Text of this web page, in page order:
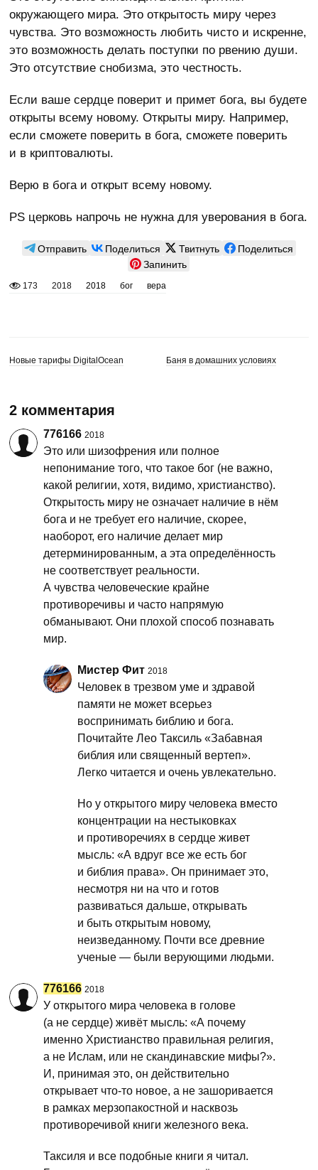
окружающего мира. Это открытость миру через
чувства. Это возможность любить чисто и искренне,
это возможность делать поступки по рвению души.
Это отсутствие снобизма, это честность.
Если ваше сердце поверит и примет бога, вы будете
открыты всему новому. Открыты миру. Например,
если сможете поверить в бога, сможете поверить
и в криптовалюты.
Верю в бога и открыт всему новому.
PS церковь напрочь не нужна для уверования в бога.
Отправить Поделиться Твитнуть
Поделиться
Запинить
173 2018 2018 бог вера
Новые тарифы DigitalOcean Баня в домашних условиях
2 комментария
776166 2018
Это или шизофрения или полное
непонимание того, что такое бог (не важно,
какой религии, хотя, видимо, христианство).
Открытость миру не означает наличие в нём
бога и не требует его наличие, скорее,
наоборот, его наличие делает мир
детерминированным, а эта определённость
не соответствует реальности.
А чувства человеческие крайне
противоречивы и часто напрямую
обманывают. Они плохой способ познавать
мир.
Мистер Фит 2018
Человек в трезвом уме и здравой
памяти не может всерьез
воспринимать библию и бога.
Почитайте Лео Таксиль «Забавная
библия или священный вертеп».
Легко читается и очень увлекательно.
Но у открытого миру человека вместо
концентрации на нестыковках
и противоречиях в сердце живет
мысль: «А вдруг все же есть бог
и библия права». Он принимает это,
несмотря ни на что и готов
развиваться дальше, открывать
и быть открытым новому,
неизведанному. Почти все древние
ученые — были верующими людьми.
776166 2018
У открытого мира человека в голове
(а не сердце) живёт мысль: «А почему
именно Христианство правильная религия,
а не Ислам, или не скандинавские мифы?».
И, принимая это, он действительно
открывает что-то новое, а не зашоривается
в рамках мерзопакостной и насквозь
противоречивой книги железного века.
Таксиля и все подобные книги я читал.